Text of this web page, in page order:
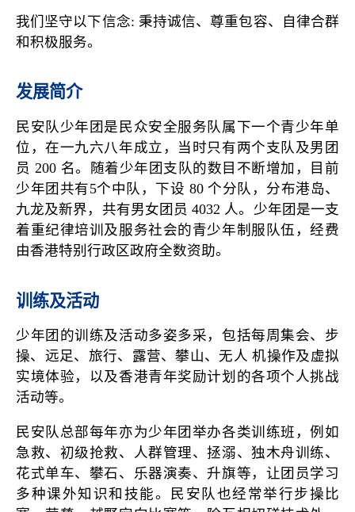
我们坚守以下信念: 秉持诚信、尊重包容、自律合群
和积极服务。
发展简介
民安队少年团是民众安全服务队属下一个青少年单
位，在一九六八年成立，当时只有两个支队及男团
员 200 名。随着少年团支队的数目不断增加，目前
少年团共有5个中队，下设 80 个分队，分布港岛、
九龙及新界，共有男女团员 4032 人。少年团是一支
着重纪律培训及服务社会的青少年制服队伍，经费
由香港特别行政区政府全数资助。
训练及活动
少年团的训练及活动多姿多采，包括每周集会、步
操、远足、旅行、露营、攀山、无人 机操作及虚拟
实境体验，以及香港青年奖励计划的各项个人挑战
活动等。
民安队总部每年亦为少年团举办各类训练班，例如
急救、初级抢救、人群管理、拯溺、独木舟训练、
花式单车、攀石、乐器演奏、升旗等，让团员学习
多种课外知识和技能。民安队也经常举行步操比